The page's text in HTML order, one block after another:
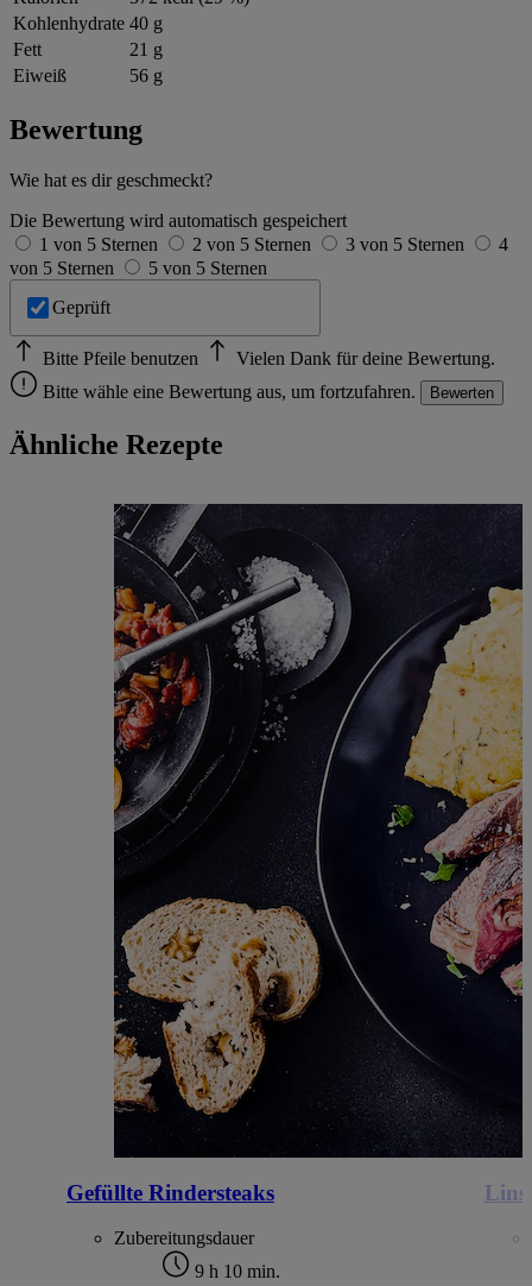
Kohlenhydrate 40 g
Fett
21 g
Eiweiß
56 g
Bewertung
Wie hat es dir geschmeckt?
Die Bewertung wird automatisch gespeichert
1 von 5 Sternen
2 von 5 Sternen 3 von 5 Sternen
4
von 5 Sternen
5 von 5 Sternen
Geprüft
Bitte Pfeile benutzen
Vielen Dank für deine Bewertung.
Bitte wähle eine Bewertung aus, um fortzufahren.
Bewerten
Ähnliche Rezepte
Gefüllte Rindersteaks
Zubereitungsdauer
9 h 10 min.